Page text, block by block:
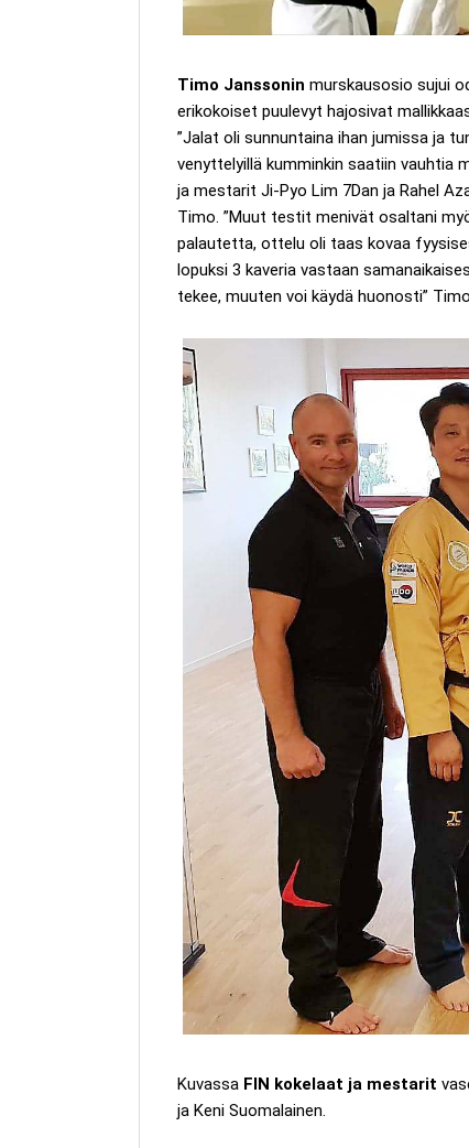
Timo Janssonin murskausosio sujui
erikokoiset puulevyt hajosivat
”Jalat oli sunnuntaina ihan jumissa ja
venyttelyillä kumminkin saatiin vauhtia
ja mestarit Ji-Pyo Lim 7Dan ja Rahel
Timo. ”Muut testit menivät osaltani
palautetta, ottelu oli taas kovaa
lopuksi 3 kaveria vastaan
tekee, muuten voi käydä huonosti”
Kuvassa FIN kokelaat ja mestarit
ja Keni Suomalainen.